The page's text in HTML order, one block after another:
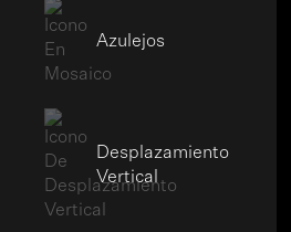
Azulejos
Desplazamiento
Vertical